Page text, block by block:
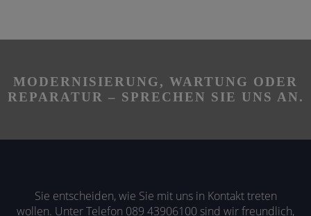
MODERNISIERUNG, WARTUNG ODER
REPARATUR – SPRECHEN SIE UNS AN.
Sie entscheiden, wie Sie mit uns in Kontakt treten
wollen. Unter Telefon 089 43906100 sind wir freundlich,